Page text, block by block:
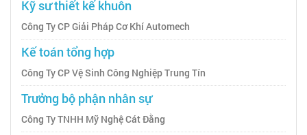
Kỹ sư thiết kế khuôn
Công Ty CP Giải Pháp Cơ Khí Automech
Kế toán tổng hợp
Công Ty CP Vệ Sinh Công Nghiệp Trung Tín
Trưởng bộ phận nhân sự
Công Ty TNHH Mỹ Nghệ Cát Đằng